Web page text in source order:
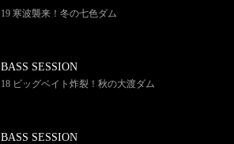
19 寒波襲来！冬の七色ダム
BASS SESSION
18 ビッグベイト炸裂！秋の大渡ダム
BASS SESSION